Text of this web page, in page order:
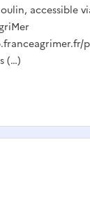
accessible
(…)